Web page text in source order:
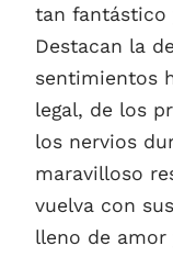
tan fantástico
Destacan la
sentimientos
legal, de los
los nervios
maravilloso
vuelva con
lleno de amor